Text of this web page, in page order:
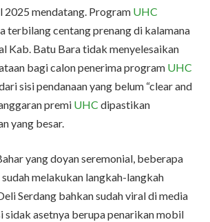
2025 mendatang. Program UHC
terbilang centang prenang di kalamana
Kab. Batu Bara tidak menyelesaikan
bagi calon penerima program UHC
sisi pendanaan yang belum “clear and
premi UHC dipastikan
yang besar.
yang doyan seremonial, beberapa
melakukan langkah-langkah
Serdang bahkan sudah viral di media
sidak asetnya berupa penarikan mobil